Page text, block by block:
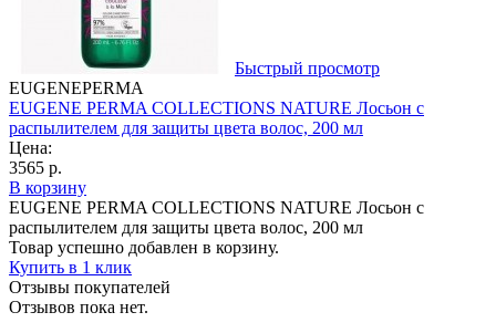
Быстрый просмотр
EUGENEPERMA
EUGENE PERMA COLLECTIONS NATURE Лосьон с
распылителем для защиты цвета волос, 200 мл
Цена:
3565 р.
В корзину
EUGENE PERMA COLLECTIONS NATURE Лосьон с
распылителем для защиты цвета волос, 200 мл
Товар успешно добавлен в корзину.
Купить в 1 клик
Отзывы покупателей
Отзывов пока нет.